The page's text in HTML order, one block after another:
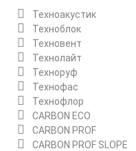
Техноакустик
Техноблок
Техновент
Технолайт
Техноруф
Технофас
Технофлор
CARBON ECO
CARBON PROF
CARBON PROF SLOPE